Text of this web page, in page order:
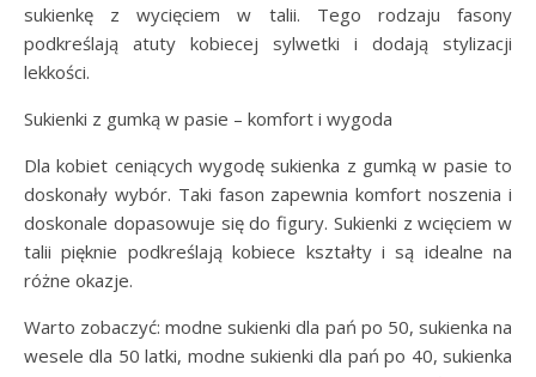
sukienkę z wycięciem w talii. Tego rodzaju fasony
podkreślają atuty kobiecej sylwetki i dodają stylizacji
lekkości.
Sukienki z gumką w pasie – komfort i wygoda
Dla kobiet ceniących wygodę sukienka z gumką w pasie to
doskonały wybór. Taki fason zapewnia komfort noszenia i
doskonale dopasowuje się do figury. Sukienki z wcięciem w
talii pięknie podkreślają kobiece kształty i są idealne na
różne okazje.
Warto zobaczyć: modne sukienki dla pań po 50, sukienka na
wesele dla 50 latki, modne sukienki dla pań po 40, sukienka